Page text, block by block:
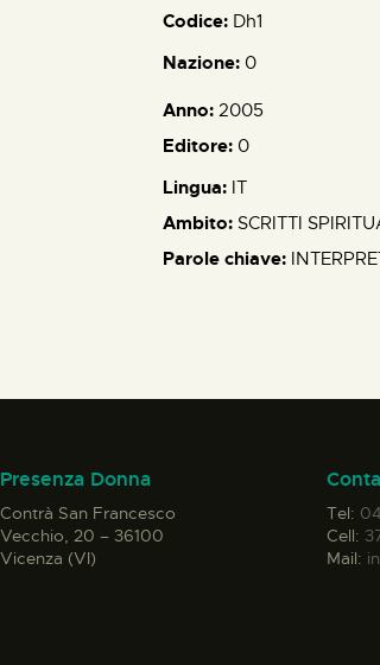
Codice: Dh1
Nazione: 0
Anno: 2005
Editore: 0
Lingua: IT
Ambito: SCRITTI
Parole chiave:
Presenza Donna
Contrà San Francesco
Vecchio, 20 – 36100
Vicenza (VI)
Tel:
Cell:
Mail: